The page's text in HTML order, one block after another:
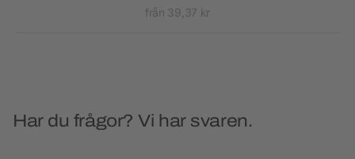
från 39,37 kr
Har du frågor? Vi har svaren.